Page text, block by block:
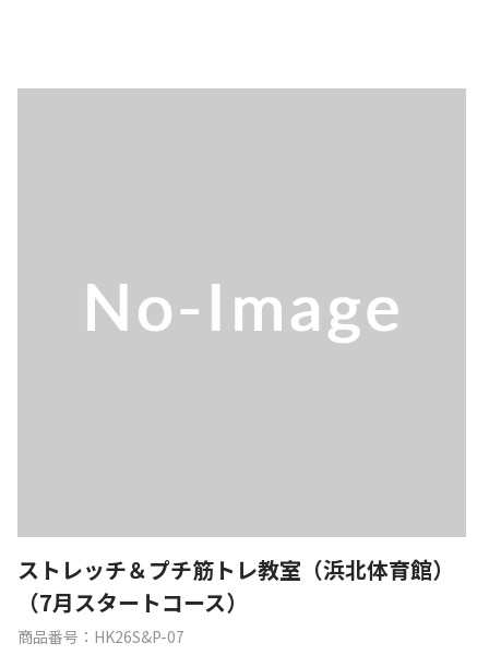
ストレッチ＆プチ筋トレ教室（浜北体育館）
（7月スタートコース）
商品番号：HK26S&P-07